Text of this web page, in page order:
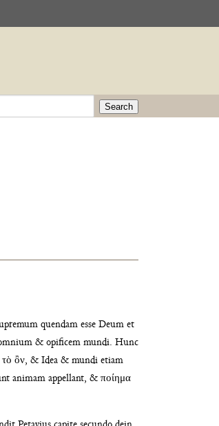
Search
quendam esse Deum et
& opificem mundi. Hunc
ὂν, & Idea & mundi etiam
animam appellant, & ποίημα